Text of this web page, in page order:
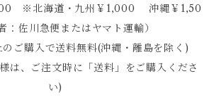
※北海道・九州￥1,000 沖縄￥1,50
：佐川急便またはヤマト運輸）
ご購入で送料無料(沖縄・離島を除く)
は、ご注文時に「送料」をご購入くださ
い)